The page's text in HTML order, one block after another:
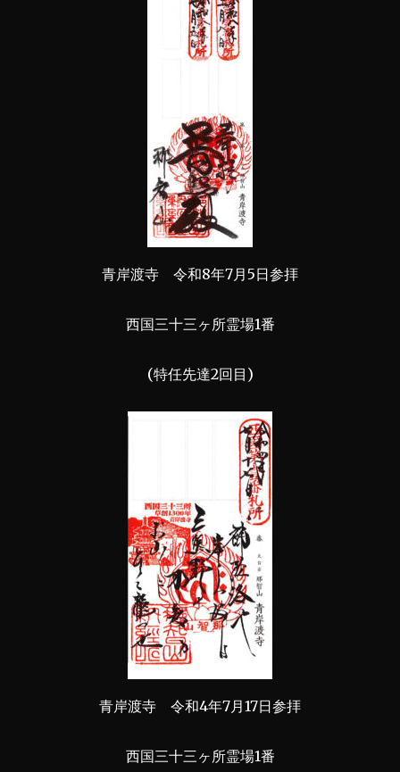
青岸渡寺 令和8年7月5日参拝
西国三十三ヶ所霊場1番
(特任先達2回目)
青岸渡寺 令和4年7月17日参拝
西国三十三ヶ所霊場1番